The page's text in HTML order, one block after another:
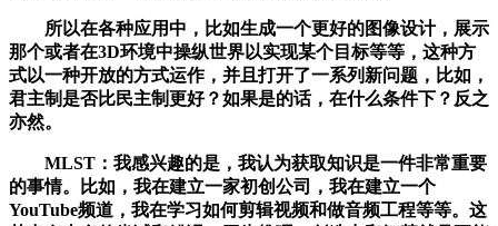
所以在各种应用中，比如生成一个更好的图像设计，展示
那个或者在3D环境中操纵世界以实现某个目标等等，这种方
式以一种开放的方式运作，并且打开了一系列新问题，比如，
君主制是否比民主制更好？如果是的话，在什么条件下？反之
亦然。
MLST：我感兴趣的是，我认为获取知识是一件非常重要
的事情。比如，我在建立一家初创公司，我在建立一个
YouTube频道，我在学习如何剪辑视频和做音频工程等等。这